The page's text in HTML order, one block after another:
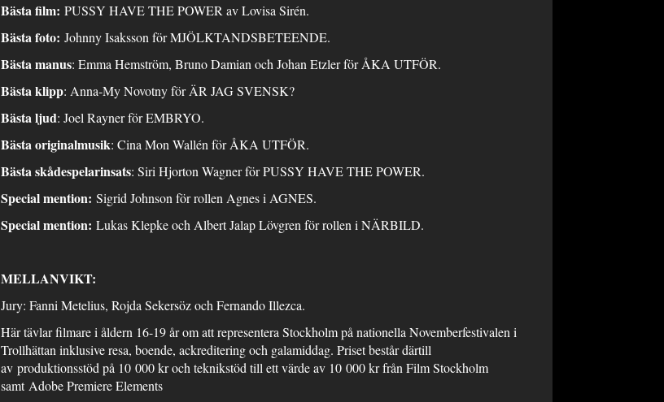
Bästa film: PUSSY HAVE THE POWER av Lovisa Sirén.
Bästa foto: Johnny Isaksson för MJÖLKTANDSBETEENDE.
Bästa manus: Emma Hemström, Bruno Damian och Johan Etzler för ÅKA UTFÖR.
Bästa klipp: Anna-My Novotny för ÄR JAG SVENSK?
Bästa ljud: Joel Rayner för EMBRYO.
Bästa originalmusik: Cina Mon Wallén för ÅKA UTFÖR.
Bästa skådespelarinsats: Siri Hjorton Wagner för PUSSY HAVE THE POWER.
Special mention: Sigrid Johnson för rollen Agnes i AGNES.
Special mention: Lukas Klepke och Albert Jalap Lövgren för rollen i NÄRBILD.
MELLANVIKT:
Jury: Fanni Metelius, Rojda Sekersöz och Fernando Illezca.
Här tävlar filmare i åldern 16-19 år om att representera Stockholm på nationella Novemberfestivalen i
Trollhättan inklusive resa, boende, ackreditering och galamiddag. Priset består därtill
av produktionsstöd på 10 000 kr och teknikstöd till ett värde av 10 000 kr från Film Stockholm
samt Adobe Premiere Elements